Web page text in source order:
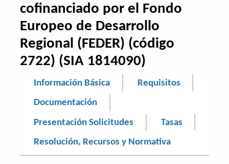
cofinanciado por el Fondo
Europeo de Desarrollo
Regional (FEDER) (código
2722) (SIA 1814090)
Información Básica Requisitos
Documentación
Presentación Solicitudes Tasas
Resolución, Recursos y Normativa